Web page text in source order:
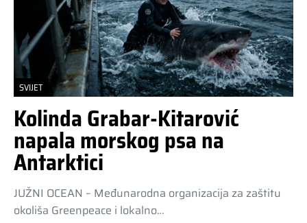
SVIJET
Kolinda Grabar-Kitarović
napala morskog psa na
Antarktici
JUŽNI OCEAN – Međunarodna organizacija za zaštitu
okoliša Greenpeace i lokalno…